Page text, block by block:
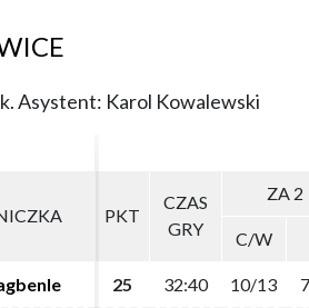
Asystent: Karol Kowalewski
PKT
CZAS
GRY
ZA 2
C/W
25 32:40 10/13
PKT
CZAS
GRY
ZA 2
C/W
25 32:40 10/13